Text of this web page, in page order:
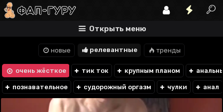
Открыть меню
новые релевантные тренды
очень жёсткое тик ток крупным планом
познавательное судорожный оргазм чулки анал